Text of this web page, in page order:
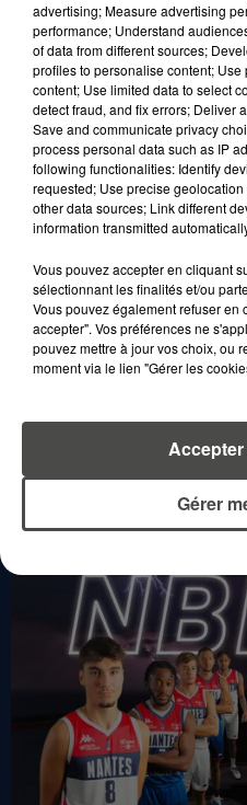
LE PODCAST
advertising; Measure advertising
performance; Understand
of data from different sources;
profiles to personalise content;
content; Use limited data to select
detect fraud, and fix errors; Deliver
Save and communicate privacy
process personal data such as IP
following functionalities: Identify
requested; Use precise
other data sources; Link different
information transmitted
Vous pouvez accepter en cliquant
sélectionnant les finalités et/ou
Vous pouvez également refuser en
accepter". Vos préférences ne
pouvez mettre à jour vos choix, ou
moment via le lien "Gérer les
Gérer